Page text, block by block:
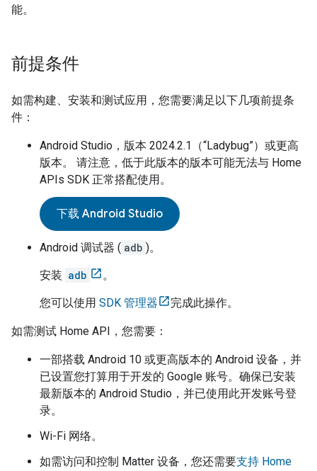
能。
前提条件
如需构建、安装和测试应用，您需要满足以下几项前提条
件：
Android Studio ，版本 2024.2.1（“Ladybug”）或更高
版本。 请注意，低于此版本的版本可能无法与 Home
APIs SDK 正常搭配使用。
下载 Android Studio
Android 调试器 ( adb )。
安装 adb 。
您可以使用 SDK 管理器 完成此操作。
如需测试 Home API，您需要：
一部搭载 Android 10 或更高版本的 Android 设备，并
已设置您打算用于开发的 Google 账号。确保已安装
最新版本的 Android Studio ，并已使用此开发账号登
录。
Wi-Fi 网络。
如需访问和控制 Matter 设备，您还需要支持 Home